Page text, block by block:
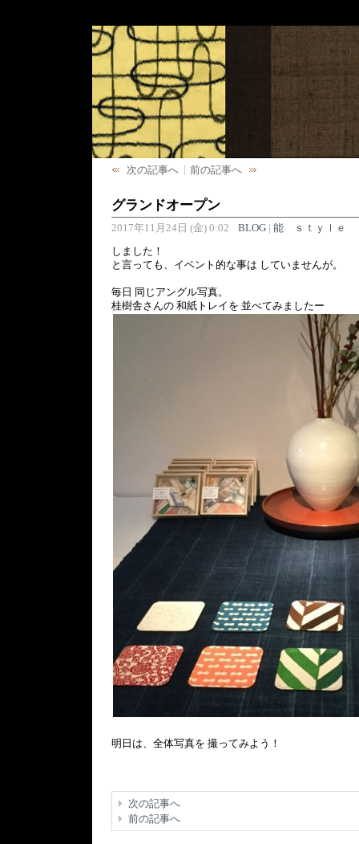
次の記事へ 前の記事へ
グランドオープン
2017年11月24日 (金) 0:02 BLOG| 能 ｓｔｙｌｅ
しました！
と言っても、イベント的な事は していませんが。
毎日 同じアングル写真。
桂樹舎さんの 和紙トレイを 並べてみましたー
明日は、全体写真を 撮ってみよう！
次の記事へ
前の記事へ